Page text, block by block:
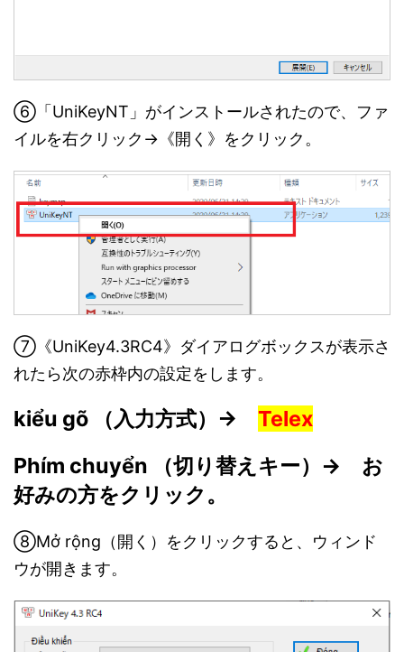
⑥「UniKeyNT」がインストールされたので、ファ
イルを右クリック→《開く》をクリック。
⑦《UniKey4.3RC4》ダイアログボックスが表示さ
れたら次の赤枠内の設定をします。
kiểu gõ （入力方式）→ Telex
Phím chuyển （切り替えキー）→ お
好みの方をクリック。
⑧Mở rộng（開く）をクリックすると、ウィンド
ウが開きます。